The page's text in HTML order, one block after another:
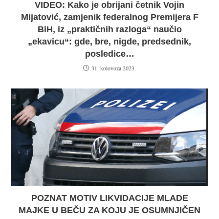
VIDEO: Kako je obrijani četnik Vojin
Mijatović, zamjenik federalnog Premijera F
BiH, iz „praktičnih razloga“ naučio
„ekavicu“: gde, bre, nigde, predsednik,
posledice…
31. kolovoza 2023.
POZNAT MOTIV LIKVIDACIJE MLADE
MAJKE U BEČU ZA KOJU JE OSUMNJIČEN